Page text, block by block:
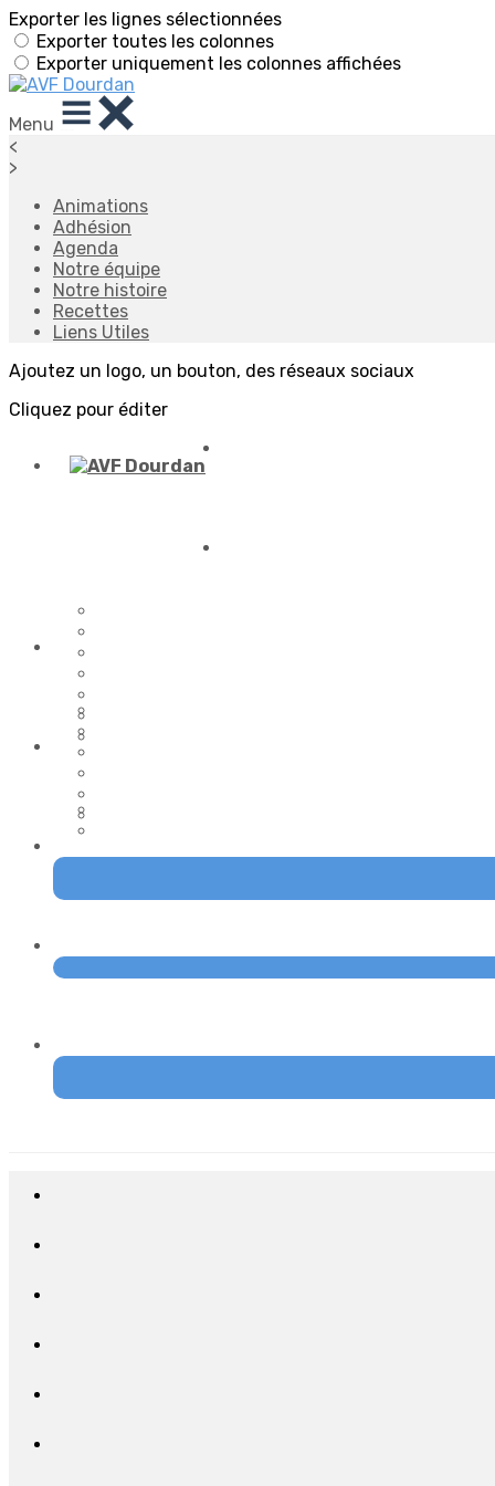
Exporter les lignes sélectionnées
Exporter toutes les colonnes
Exporter uniquement les colonnes affichées
Menu
<
>
Animations
Adhésion
Agenda
Notre équipe
Notre histoire
Recettes
Liens Utiles
Ajoutez un logo, un bouton, des réseaux sociaux
Cliquez pour éditer